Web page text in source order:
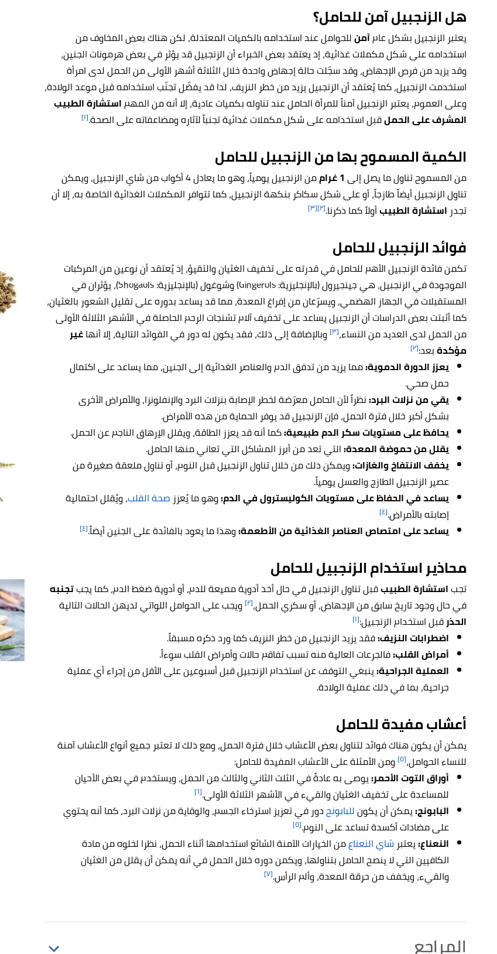
هل الزنجبيل آمن للحامل؟
يعتبر الزنجبيل بشكل عامآمنللحوامل عند استخدامه بالكميات المعتدلة، لكن هناك بعض المخاوف من
استخدامه على شكل مكملات غذائية، إذ يعتقد بعض الخبراء أن الزنجبيل قد يؤثر في بعض هرمونات الجنين،
وقد يزيد من فرص الإجهاض، وقد سجّلت حالة إجهاض واحدة خلال الثلاثة أشهر الأولى من الحمل لدى امرأة
استخدمت الزنجبيل، كما يُعتقد أن الزنجبيل يزيد من خطر النزيف، لذا قد يفضّل تجنّب استخدامه قبل موعد الولادة،
وعلى العموم، يعتبر الزنجبيل آمناً للمرأة الحامل عند تناوله بكميات عادية، إلا أنه من المهماستشارة الطبيب
المشرف على الحملقبل استخدامه على شكل مكملات غذائية تجنباً لآثاره ومضاعفاته على الصحة.[١]
الكمية المسموح بها من الزنجبيل للحامل
من المسموح تناول ما يصل إلى
من الزنجبيل يومياً، وهو ما يعادل 4 أكواب من شاي الزنجبيل، ويمكن
تناول الزنجبيل أيضاً طازجاً، أو على شكل سكاكر بنكهة الزنجبيل، كما تتوافر المكملات الغذائية الخاصة به، إلا أن
تجدر استشارة الطبيبأولاً كما ذكرنا.[٢] [٣]
فوائد الزنجبيل للحامل
تكمن فائدة الزنجبيل الأهم للحامل في قدرته على تخفيف الغثيان والتقيؤ، إذ يُعتقد أن نوعين من المركبات
الموجودة في الزنجبيل، هي جينجيرول (بالإنجليزية: Gingerols) وشوغول (بالإنجليزية: Shogaols)، يؤثران في
المستقبلات في الجهاز الهضمي، ويسرّعان من إفراغ المعدة، مما قد يساعد بدوره على تقليل الشعور بالغثيان،
كما أثبتت بعض الدراسات أن الزنجبيل يساعد على تخفيف آلام تشنجات الرحم الحاصلة في الأشهر الثلاثة الأولى
من الحمل لدى العديد من النساء،[٣] وبالإضافة إلى ذلك، فقد يكون له دور في الفوائد التالية، إلا أنهاغير
مؤكدةبعد:[٢]
يعزز الدورة الدموية:مما يزيد من تدفق الدم والعناصر الغذائية إلى الجنين، مما يساعد على اكتمال
حمل صحي.
يقي من نزلات البرد:نظراً لأن الحامل معرّضة لخطر الإصابة بنزلات البرد والإنفلونزا، والأمراض الأخرى
بشكل أكبر خلال فترة الحمل، فإن الزنجبيل قد يوفر الحماية من هذه الأمراض.
يحافظ على مستويات سكر الدم طبيعية:كما أنه قد يعزز الطاقة، ويقلل الإرهاق الناجم عن الحمل.
يقلل من حموضة المعدة:التي تعد من أبرز المشاكل التي تعاني منها الحامل.
يخفف الانتفاخ والغازات:ويمكن ذلك من خلال تناول الزنجبيل قبل النوم، أو تناول ملعقة صغيرة من
عصير الزنجبيل الطازج والعسل يومياً.
يساعد في الحفاظ على مستويات الكوليسترول في الدم:وهو ما يُعزز صحة القلب، ويُقلل احتمالية
إصابته بالأمراض.[٤]
يساعد على امتصاص العناصر الغذائية من الأطعمة:وهذا ما يعود بالفائدة على الجنين أيضاً.[٤]
محاذير استخدام الزنجبيل للحامل
تجباستشارة الطبيبقبل تناول الزنجبيل في حال أخذ أدوية مميعة للدم، أو أدوية ضغط الدم، كما يجبتجنبه
في حال وجود تاريخ سابق من الإجهاض، أو سكري الحمل،[٢] ويجب على الحوامل اللواتي لديهن الحالات التالية
الحذرقبل استخدام الزنجبيل:[١]
اضطرابات النزيف:فقد يزيد الزنجبيل من خطر النزيف كما ورد ذكره مسبقاً.
أمراض القلب:فالجرعات العالية منه تسبب تفاقم حالات وأمراض القلب سوءاً.
العملية الجراحية:ينبغي التوقف عن استخدام الزنجبيل قبل أسبوعين على الأقل من إجراء أي عملية
جراحية، بما في ذلك عملية الولادة.
أعشاب مفيدة للحامل
يمكن أن يكون هناك فوائد لتناول بعض الأعشاب خلال فترة الحمل، ومع ذلك لا تعتبر جميع أنواع الأعشاب آمنة
للنساء الحوامل،[٥]
ومن الأمثلة على الأعشاب المفيدة للحامل:
أوراق التوت الأحمر:يوصى به عادةً في الثلث الثاني والثالث من الحمل، ويستخدم في بعض الأحيان
للمساعدة على تخفيف الغثيان والقيء في الأشهر الثلاثة الأولى.[٦]
البابونج:يمكن أن يكونللبابونجدور في تعزيز استرخاء الجسم، والوقاية من نزلات البرد، كما أنه يحتوي
على مضادات أكسدة تساعد على النوم.[٥]
النعناع:يعتبر شاي النعناعمن الخيارات الآمنة الشائع استخدامها أثناء الحمل، نظرا لخلوه من مادة
الكافيين التي لا ينصح الحامل بتناولها، ويكمن دوره خلال الحمل في أنه يمكن أن يقلل من الغثيان
والقيء، ويخفف من حرقة المعدة، وألم الرأس.[٧]
المراجع